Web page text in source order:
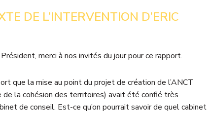
DE L’INTERVENTION D’ERIC
merci à nos invités du jour pour ce rapport.
que la mise au point du projet de création de l’ANCT
de la cohésion des territoires) avait été confié très
de conseil. Est-ce qu’on pourrait savoir de quel cabinet